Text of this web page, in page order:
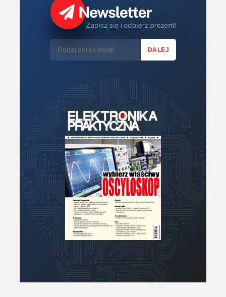
LED/LCD/OLED
Mechatronika
Mikrokontrolery (MCV,μC)
Optoelektronika
Podstawy elektroniki
Podzespoły bierne
Półprzewodniki
Pomiary i testy
Projektowanie